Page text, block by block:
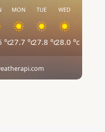
°c
MON
27.7 °c
TUE
27.8 °c
WED
28.0 °c